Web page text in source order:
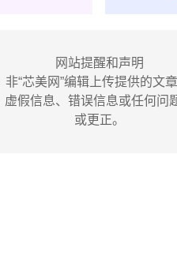
网站提醒和声明
“芯美网”编辑上传提供的文
假信息、错误信息或任何
或更正。